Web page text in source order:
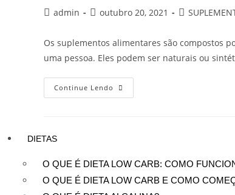
DIETAS
O QUE É DIETA LOW CARB: COMO
O QUE É DIETA LOW CARB E COMO
admin outubro 20, 2021
Os suplementos alimentares são compostos
uma pessoa. Eles podem ser naturais ou
Continue Lendo